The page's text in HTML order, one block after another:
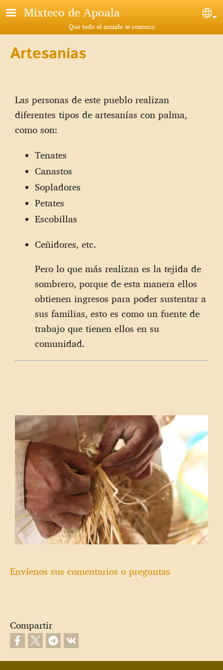
Pasar al contenido principal
Mixteco de Apoala
Que todo el mundo te conozca
Artesanías
Las personas de este pueblo realizan
diferentes tipos de artesanías con palma,
como son:
Tenates
Canastos
Sopladores
Petates
Escobillas
Ceñidores, etc.
Pero lo que más realizan es la tejida de
sombrero, porque de esta manera ellos
obtienen ingresos para poder sustentar a
sus familias, esto es como un fuente de
trabajo que tienen ellos en su
comunidad.
Envíenos sus comentarios o preguntas
Compartir